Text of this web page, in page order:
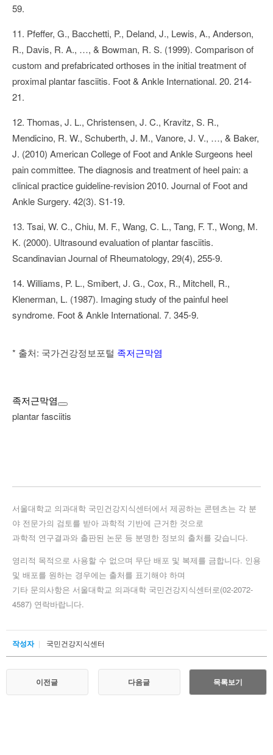
59.
11. Pfeffer, G., Bacchetti, P., Deland, J., Lewis, A., Anderson,
R., Davis, R. A., …, & Bowman, R. S. (1999). Comparison of
custom and prefabricated orthoses in the initial treatment of
proximal plantar fasciitis. Foot & Ankle International. 20. 214-
21.
12. Thomas, J. L., Christensen, J. C., Kravitz, S. R.,
Mendicino, R. W., Schuberth, J. M., Vanore, J. V., …, & Baker,
J. (2010) American College of Foot and Ankle Surgeons heel
pain committee. The diagnosis and treatment of heel pain: a
clinical practice guideline-revision 2010. Journal of Foot and
Ankle Surgery. 42(3). S1-19.
13. Tsai, W. C., Chiu, M. F., Wang, C. L., Tang, F. T., Wong, M.
K. (2000). Ultrasound evaluation of plantar fasciitis.
Scandinavian Journal of Rheumatology, 29(4), 255-9.
14. Williams, P. L., Smibert, J. G., Cox, R., Mitchell, R.,
Klenerman, L. (1987). Imaging study of the painful heel
syndrome. Foot & Ankle International. 7. 345-9.
* 출처: 국가건강정보포털 족저근막염
족저근막염
plantar fasciitis
서울대학교 의과대학 국민건강지식센터에서 제공하는 콘텐츠는 각 분
야 전문가의 검토를 받아 과학적 기반에 근거한 것으로
과학적 연구결과와 출판된 논문 등 분명한 정보의 출처를 갖습니다.
영리적 목적으로 사용할 수 없으며 무단 배포 및 복제를 금합니다. 인용
및 배포를 원하는 경우에는 출처를 표기해야 하며
기타 문의사항은 서울대학교 의과대학 국민건강지식센터로(02-2072-
4587) 연락바랍니다.
작성자 국민건강지식센터
이전글 다음글 목록보기